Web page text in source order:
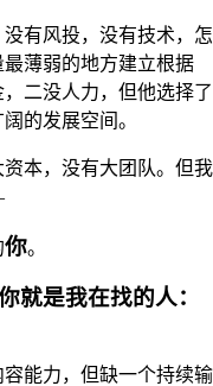
有风投，没有技术，怎
薄弱的地方建立根据
二没人力，但他选择了
的发展空间。
本，没有大团队。但我
你。
就是我在找的人：
能力，但缺一个持续输